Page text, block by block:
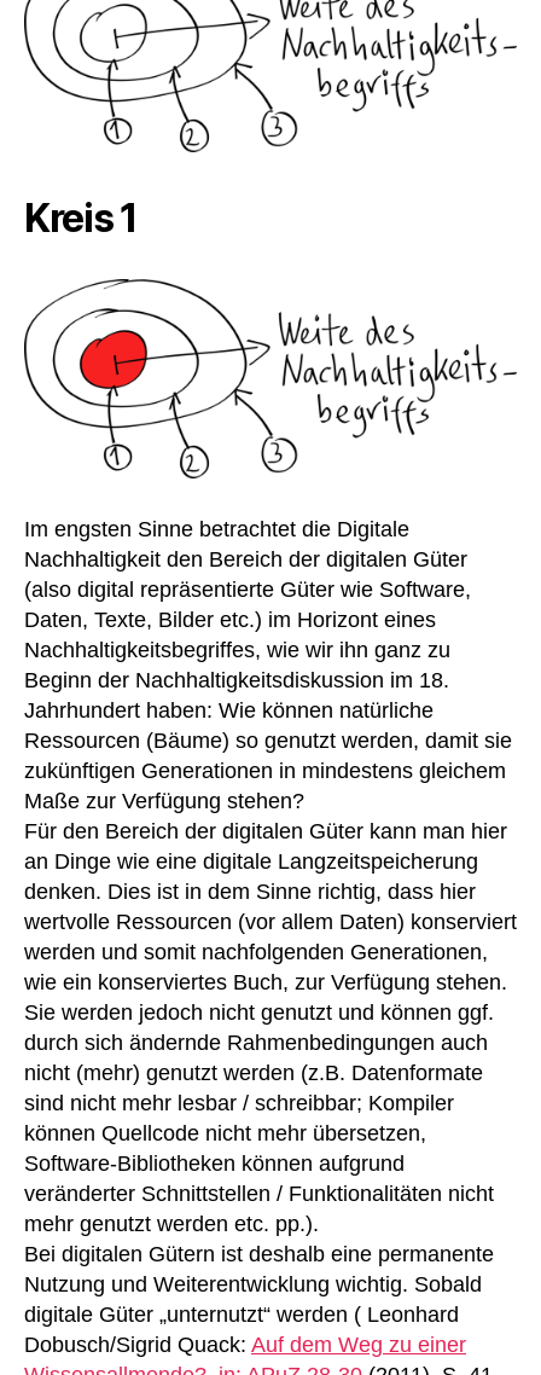
Kreis 1
Im engsten Sinne betrachtet die Digitale
Nachhaltigkeit den Bereich der digitalen Güter
(also digital repräsentierte Güter wie Software,
Daten, Texte, Bilder etc.) im Horizont eines
Nachhaltigkeitsbegriffes, wie wir ihn ganz zu
Beginn der Nachhaltigkeitsdiskussion im 18.
Jahrhundert haben: Wie können natürliche
Ressourcen (Bäume) so genutzt werden, damit sie
zukünftigen Generationen in mindestens gleichem
Maße zur Verfügung stehen?
Für den Bereich der digitalen Güter kann man hier
an Dinge wie eine digitale Langzeitspeicherung
denken. Dies ist in dem Sinne richtig, dass hier
wertvolle Ressourcen (vor allem Daten) konserviert
werden und somit nachfolgenden Generationen,
wie ein konserviertes Buch, zur Verfügung stehen.
Sie werden jedoch nicht genutzt und können ggf.
durch sich ändernde Rahmenbedingungen auch
nicht (mehr) genutzt werden (z.B. Datenformate
sind nicht mehr lesbar / schreibbar; Kompiler
können Quellcode nicht mehr übersetzen,
Software-Bibliotheken können aufgrund
veränderter Schnittstellen / Funktionalitäten nicht
mehr genutzt werden etc. pp.).
Bei digitalen Gütern ist deshalb eine permanente
Nutzung und Weiterentwicklung wichtig. Sobald
digitale Güter „unternutzt“ werden ( Leonhard
Dobusch/Sigrid Quack: Auf dem Weg zu einer